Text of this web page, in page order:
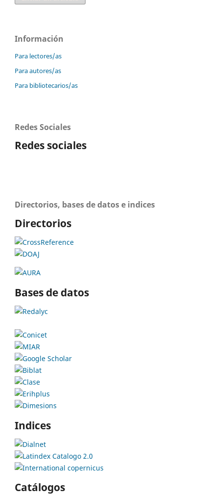
Información
Para lectores/as
Para autores/as
Para bibliotecarios/as
Redes Sociales
Redes sociales
Directorios, bases de datos e indices
Directorios
Bases de datos
Indices
Catálogos